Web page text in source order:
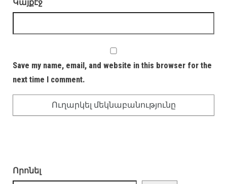
Կայքէջ
Save my name, email, and website in this browser for the
next time I comment.
Որոնել